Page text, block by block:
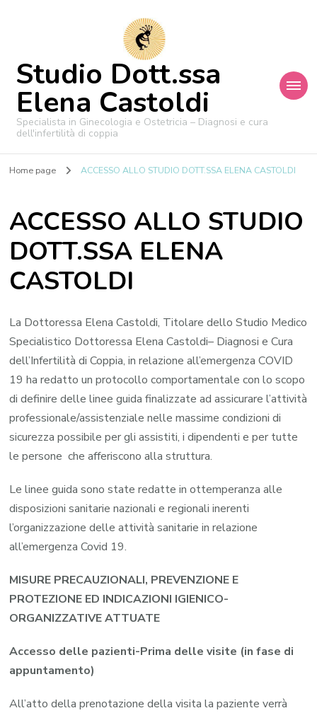
Studio Dott.ssa
Elena Castoldi
Specialista in Ginecologia e Ostetricia – Diagnosi e cura
dell'infertilità di coppia
Home page ACCESSO ALLO STUDIO DOTT.SSA ELENA CASTOLDI
ACCESSO ALLO STUDIO
DOTT.SSA ELENA
CASTOLDI
La Dottoressa Elena Castoldi, Titolare dello Studio Medico
Specialistico Dottoressa Elena Castoldi– Diagnosi e Cura
dell’Infertilità di Coppia, in relazione all’emergenza COVID
19 ha redatto un protocollo comportamentale con lo scopo
di definire delle linee guida finalizzate ad assicurare l’attività
professionale/assistenziale nelle massime condizioni di
sicurezza possibile per gli assistiti, i dipendenti e per tutte
le persone che afferiscono alla struttura.
Le linee guida sono state redatte in ottemperanza alle
disposizioni sanitarie nazionali e regionali inerenti
l’organizzazione delle attività sanitarie in relazione
all’emergenza Covid 19.
MISURE PRECAUZIONALI, PREVENZIONE E
PROTEZIONE ED INDICAZIONI IGIENICO-
ORGANIZZATIVE ATTUATE
Accesso delle pazienti-Prima delle visite (in fase di
appuntamento)
All’atto della prenotazione della visita la paziente verrà